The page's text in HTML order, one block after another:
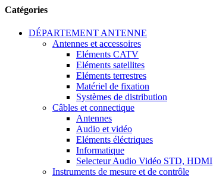
Catégories
DÉPARTEMENT ANTENNE
Antennes et accessoires
Eléments CATV
Eléments satellites
Eléments terrestres
Matériel de fixation
Systèmes de distribution
Câbles et connectique
Antennes
Audio et vidéo
Eléments éléctriques
Informatique
Selecteur Audio Vidéo STD, HDMI
Instruments de mesure et de contrôle